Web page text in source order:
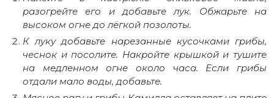
разогрейте его и добавьте лук. Обжарьте на
высоком огне до лёгкой позолоты.
К луку добавьте нарезанные кусочками грибы,
чеснок и посолите. Накройте крышкой и тушите
на медленном огне около часа. Если грибы
отдали мало воды, добавьте.